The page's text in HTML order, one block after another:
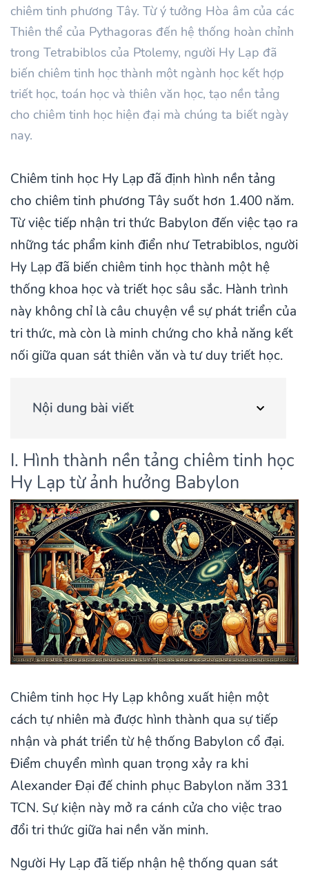
chiêm tinh phương Tây. Từ ý tưởng Hòa âm của các
Thiên thể của Pythagoras đến hệ thống hoàn chỉnh
trong Tetrabiblos của Ptolemy, người Hy Lạp đã
biến chiêm tinh học thành một ngành học kết hợp
triết học, toán học và thiên văn học, tạo nền tảng
cho chiêm tinh học hiện đại mà chúng ta biết ngày
nay.
Chiêm tinh học Hy Lạp đã định hình nền tảng
cho chiêm tinh phương Tây suốt hơn 1.400 năm.
Từ việc tiếp nhận tri thức Babylon đến việc tạo ra
những tác phẩm kinh điển như Tetrabiblos, người
Hy Lạp đã biến chiêm tinh học thành một hệ
thống khoa học và triết học sâu sắc. Hành trình
này không chỉ là câu chuyện về sự phát triển của
tri thức, mà còn là minh chứng cho khả năng kết
nối giữa quan sát thiên văn và tư duy triết học.
Nội dung bài viết
I. Hình thành nền tảng chiêm tinh học
Hy Lạp từ ảnh hưởng Babylon
Chiêm tinh học Hy Lạp không xuất hiện một
cách tự nhiên mà được hình thành qua sự tiếp
nhận và phát triển từ hệ thống Babylon cổ đại.
Điểm chuyển mình quan trọng xảy ra khi
Alexander Đại đế chinh phục Babylon năm 331
TCN. Sự kiện này mở ra cánh cửa cho việc trao
đổi tri thức giữa hai nền văn minh.
Người Hy Lạp đã tiếp nhận hệ thống quan sát